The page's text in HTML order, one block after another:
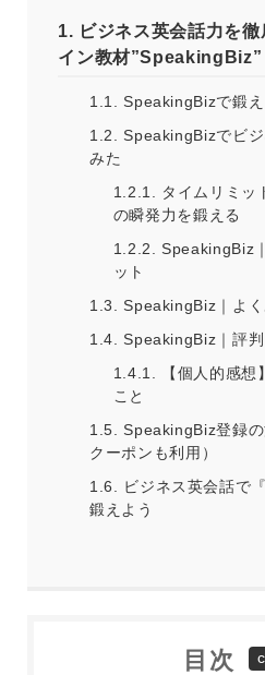
1. ビジネス英会話力を
イン教材”SpeakingBiz”
1.1.
SpeakingBizで鍛
1.2.
SpeakingBizでビ
みた
1.2.1.
タイムリミッ
の瞬発力を鍛える
1.2.2.
SpeakingBiz
ット
1.3.
SpeakingBiz｜よく
1.4.
SpeakingBiz｜評
1.4.1.
【個人的感想
こと
1.5.
SpeakingBiz登録
クーポンも利用）
1.6.
ビジネス英会話で
鍛えよう
目次